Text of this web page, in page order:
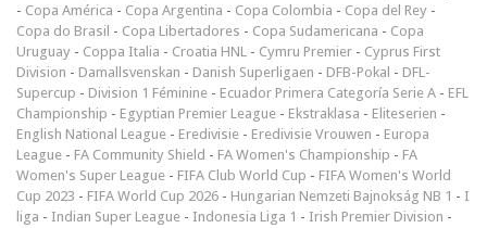
- Copa América - Copa Argentina - Copa Colombia - Copa del Rey -
Copa do Brasil - Copa Libertadores - Copa Sudamericana - Copa
Uruguay - Coppa Italia - Croatia HNL - Cymru Premier - Cyprus First
Division - Damallsvenskan - Danish Superligaen - DFB-Pokal - DFL-
Supercup - Division 1 Féminine - Ecuador Primera Categoría Serie A - EFL
Championship - Egyptian Premier League - Ekstraklasa - Eliteserien -
English National League - Eredivisie - Eredivisie Vrouwen - Europa
League - FA Community Shield - FA Women's Championship - FA
Women's Super League - FIFA Club World Cup - FIFA Women's World
Cup 2023 - FIFA World Cup 2026 - Hungarian Nemzeti Bajnokság NB 1 - I
liga - Indian Super League - Indonesia Liga 1 - Irish Premier Division -